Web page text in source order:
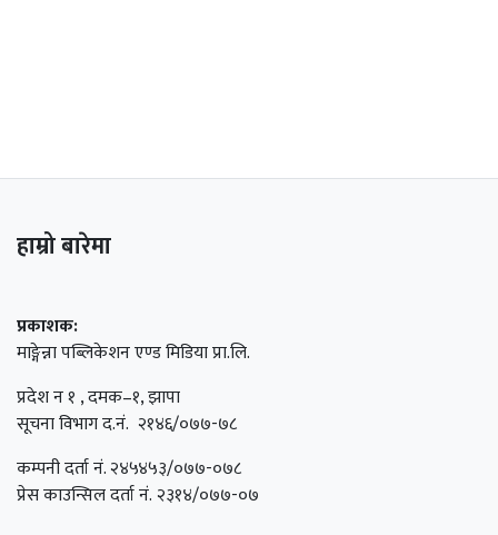
हाम्रो बारेमा
प्रकाशक:
माङ्गेन्ना पब्लिकेशन एण्ड मिडिया प्रा.लि.
प्रदेश न १ , दमक–१, झापा
सूचना विभाग द.नं. २१४६/०७७-७८
कम्पनी दर्ता नं. २४५४५३/०७७-०७८
प्रेस काउन्सिल दर्ता नं. २३१४/०७७-०७